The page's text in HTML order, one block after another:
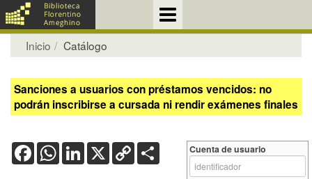
Inicio Catálogo
Sanciones a usuarios con préstamos vencidos: no
podrán inscribirse a cursada ni rendir exámenes finales
FacebookWhatsApp
LinkedIn
X Copy
Link
Cuenta de usuario